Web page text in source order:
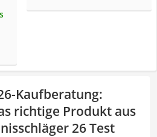
Kaufberatung:
richtige Produkt aus
26 Test